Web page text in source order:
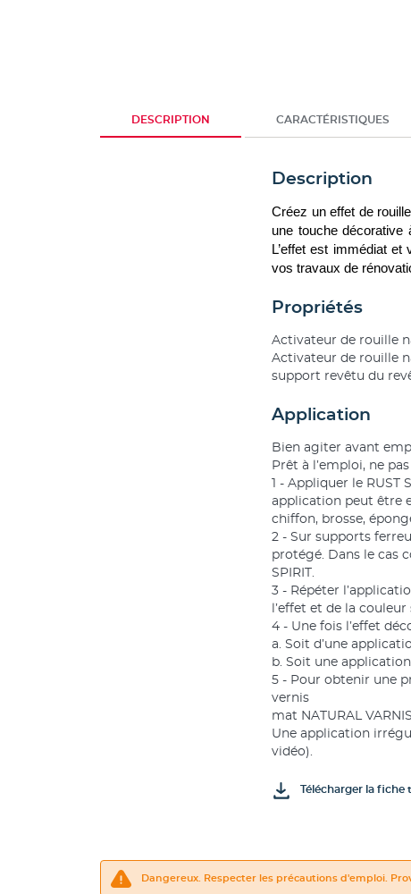
DESCRIPTION CARACTÉRISTIQUES
Description
Créez un effet de
une touche décorative
L’effet est immédiat
vos travaux de
Propriétés
Activateur de rouille
Activateur de rouille
support revêtu du
Application
Bien agiter avant
Prêt à l’emploi, ne
1 - Appliquer le
application peut être
chiffon, brosse,
2 - Sur supports
protégé. Dans le cas
SPIRIT.
3 - Répéter
l’effet et de la couleur
4 - Une fois l’effet
a. Soit d’une
b. Soit une
5 - Pour obtenir une
vernis
mat NATURAL
Une application
vidéo).
Télécharger la fiche
Dangereux. Respecter les précautions d'emploi.